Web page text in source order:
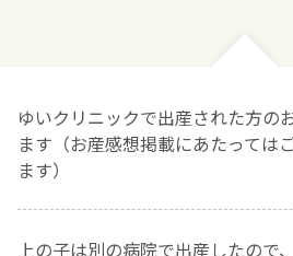
ゆいクリニックで出産された方の
ます（お産感想掲載にあたっては
ます）
上の子は別の病院で出産したので
診療料金
お産につい
親と子の結びつ